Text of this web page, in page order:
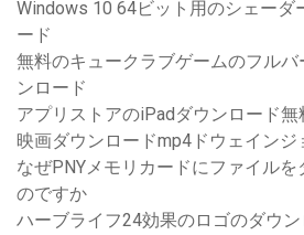
Windows 10 64ビット用のシェーダ
ード
無料のキュークラブゲームのフルバ
ンロード
アプリストアのiPadダウンロード無
映画ダウンロードmp4ドウェインジ
なぜPNYメモリカードにファイル
のですか
ハーブライフ24効果のロゴのダウン